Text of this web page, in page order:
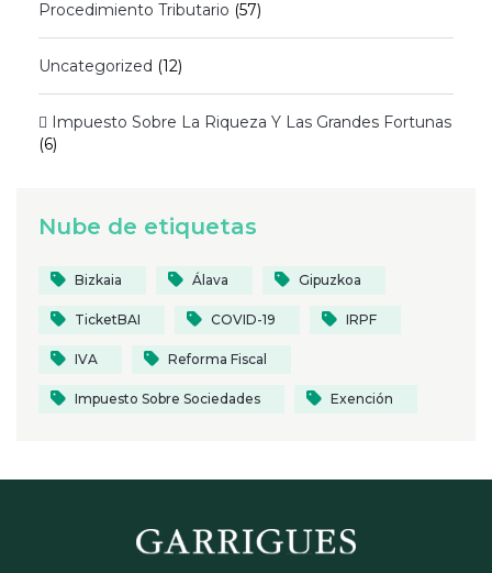
Procedimiento Tributario (57)
Uncategorized (12)
 Impuesto Sobre La Riqueza Y Las Grandes Fortunas
(6)
Nube de etiquetas
Bizkaia Álava Gipuzkoa
TicketBAI COVID-19 IRPF
IVA Reforma Fiscal
Impuesto Sobre Sociedades Exención